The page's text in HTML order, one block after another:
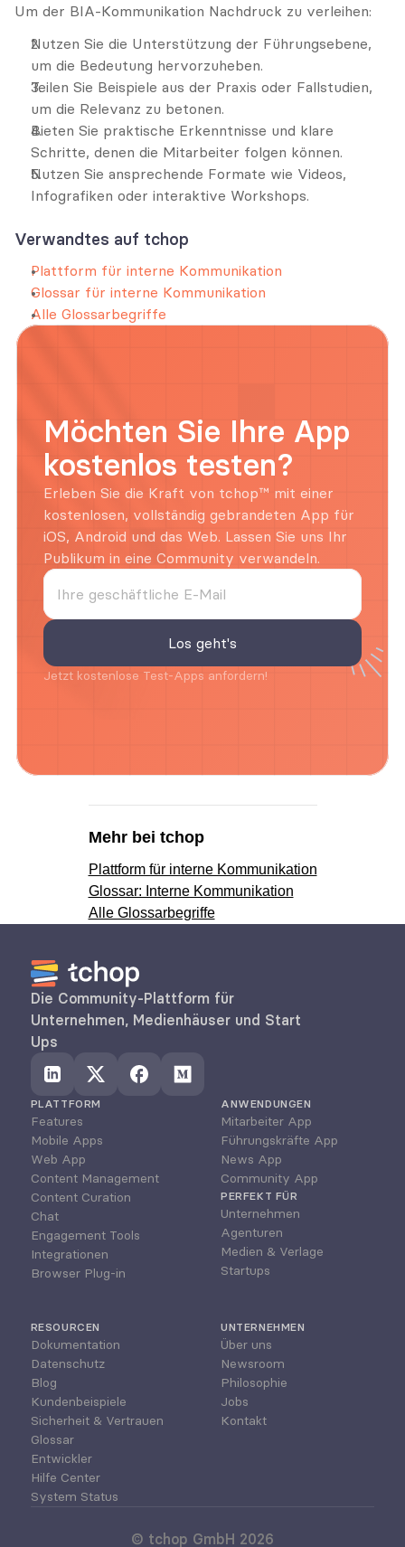
Um der BIA-Kommunikation Nachdruck zu verleihen:
Nutzen Sie die Unterstützung der Führungsebene,
um die Bedeutung hervorzuheben.
Teilen Sie Beispiele aus der Praxis oder Fallstudien,
um die Relevanz zu betonen.
Bieten Sie praktische Erkenntnisse und klare
Schritte, denen die Mitarbeiter folgen können.
Nutzen Sie ansprechende Formate wie Videos,
Infografiken oder interaktive Workshops.
Verwandtes auf tchop
Plattform für interne Kommunikation
Glossar für interne Kommunikation
Alle Glossarbegriffe
Möchten Sie Ihre App
kostenlos testen?
Erleben Sie die Kraft von tchop™ mit einer
kostenlosen, vollständig gebrandeten App für
iOS, Android und das Web. Lassen Sie uns Ihr
Publikum in eine Community verwandeln.
Jetzt kostenlose Test-Apps anfordern!
Mehr bei tchop
Plattform für interne Kommunikation
Glossar: Interne Kommunikation
Alle Glossarbegriffe
Die Community-Plattform für
Unternehmen, Medienhäuser und Start
Ups
PLATTFORM
Features
Mobile Apps
Web App
Content Management
Content Curation
Chat
Engagement Tools
Integrationen
Browser Plug-in
ANWENDUNGEN
Mitarbeiter App
Führungskräfte App
News App
Community App
PERFEKT FÜR
Unternehmen
Agenturen
Medien & Verlage
Startups
RESOURCEN
Dokumentation
Datenschutz
Blog
Kundenbeispiele
Sicherheit & Vertrauen
Glossar
Entwickler
Hilfe Center
System Status
UNTERNEHMEN
Über uns
Newsroom
Philosophie
Jobs
Kontakt
© tchop GmbH 2026